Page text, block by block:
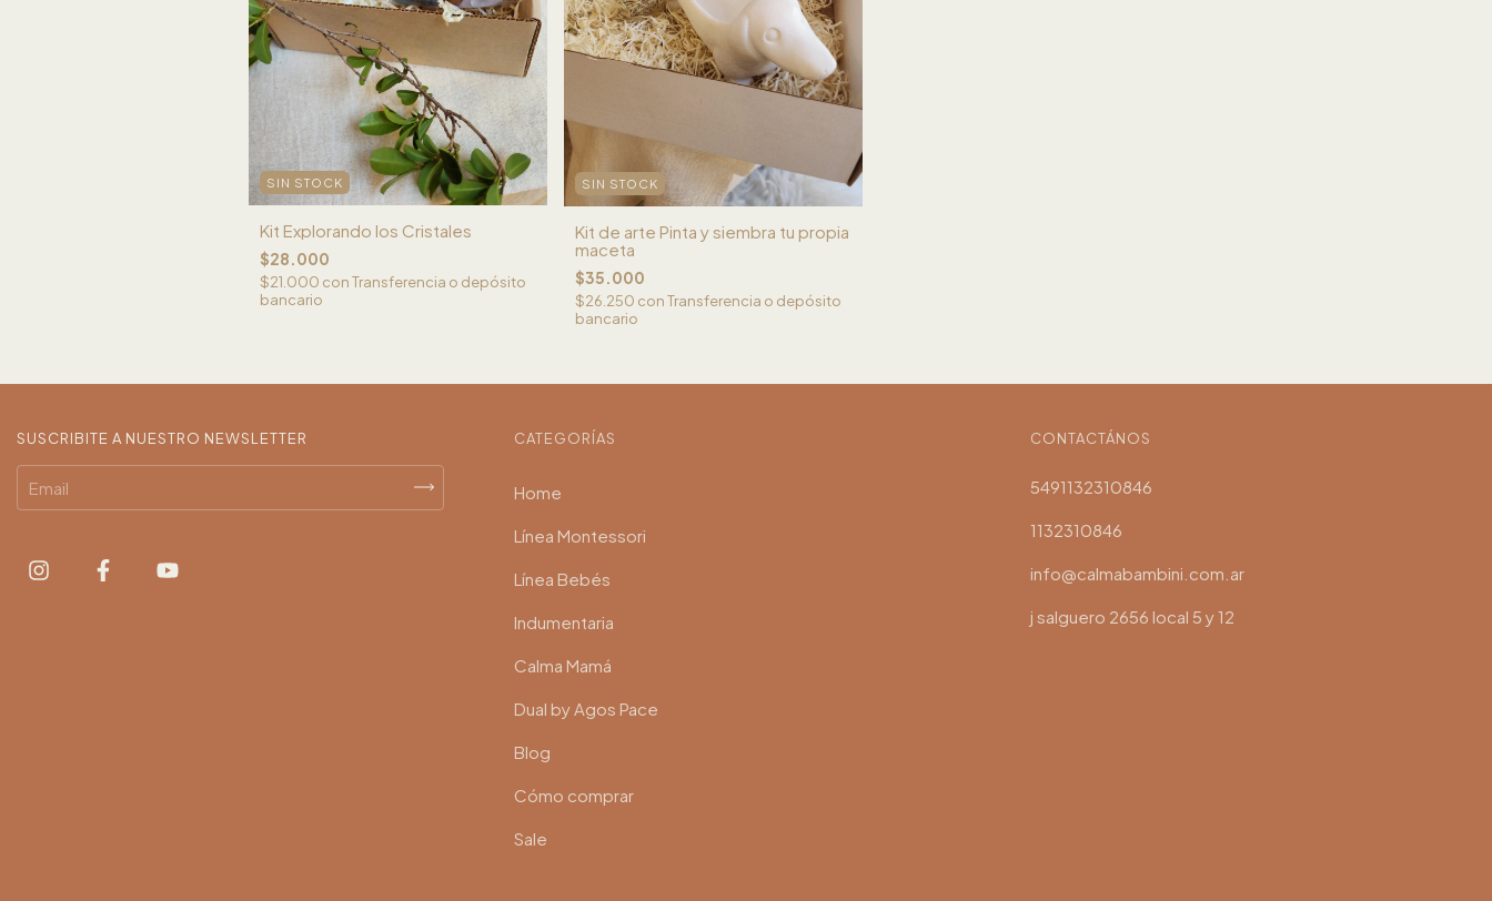
SIN STOCK
Kit Explorando los Cristales
$28.000
$21.000 conTransferencia o depósito
bancario
SIN STOCK
Kit de arte Pinta y siembra tu propia
maceta
$35.000
$26.250 conTransferencia o depósito
bancario
SUSCRIBITE A NUESTRO NEWSLETTER CATEGORÍAS
Home
Línea Montessori
Línea Bebés
Indumentaria
Calma Mamá
Dual by Agos Pace
Blog
Cómo comprar
Sale
CONTACTÁNOS
5491132310846
1132310846
info@calmabambini.com.ar
j salguero 2656 local 5 y 12